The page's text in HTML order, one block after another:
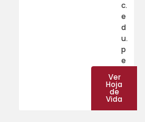
c.
e
d
u.
p
e
Ver
Hoja
de
Vida